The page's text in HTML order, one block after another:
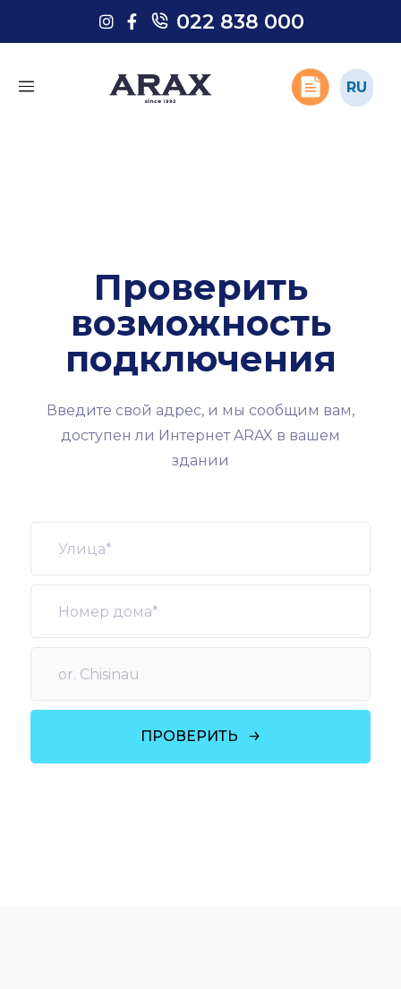
022 838 000
RU
022 838 000
RU
Проверить
возможность
подключения
Введите свой адрес, и мы сообщим вам,
доступен ли Интернет ARAX в вашем
здании
ПРОВЕРИТЬ